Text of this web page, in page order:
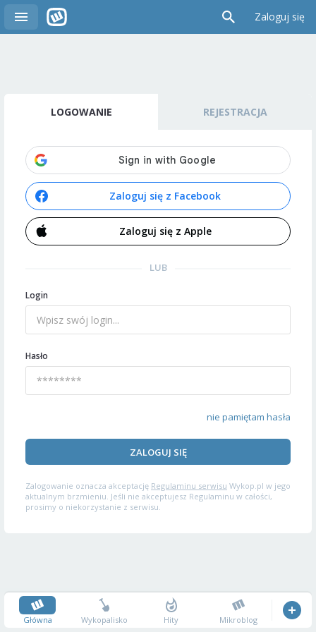
Zaloguj się
LOGOWANIE REJESTRACJA
Zaloguj się z Facebook
Zaloguj się z Apple
LUB
Login
Hasło
nie pamiętam hasła
ZALOGUJ SIĘ
Zalogowanie oznacza akceptację Regulaminu serwisu Wykop.pl w jego
aktualnym brzmieniu. Jeśli nie akceptujesz Regulaminu w całości,
prosimy o niekorzystanie z serwisu.
Główna Wykopalisko Hity Mikroblog